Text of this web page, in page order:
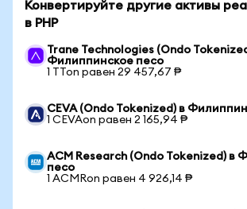
Конвертируйте другие активы
в PHP
Trane Technologies (Ondo
Филиппинское песо
1 TTon равен 29 457,67 ₱
CEVA (Ondo Tokenized) в
1 CEVAon равен 2 165,94 ₱
ACM Research (Ondo Tokenized) в
песо
1 ACMRon равен 4 926,14 ₱